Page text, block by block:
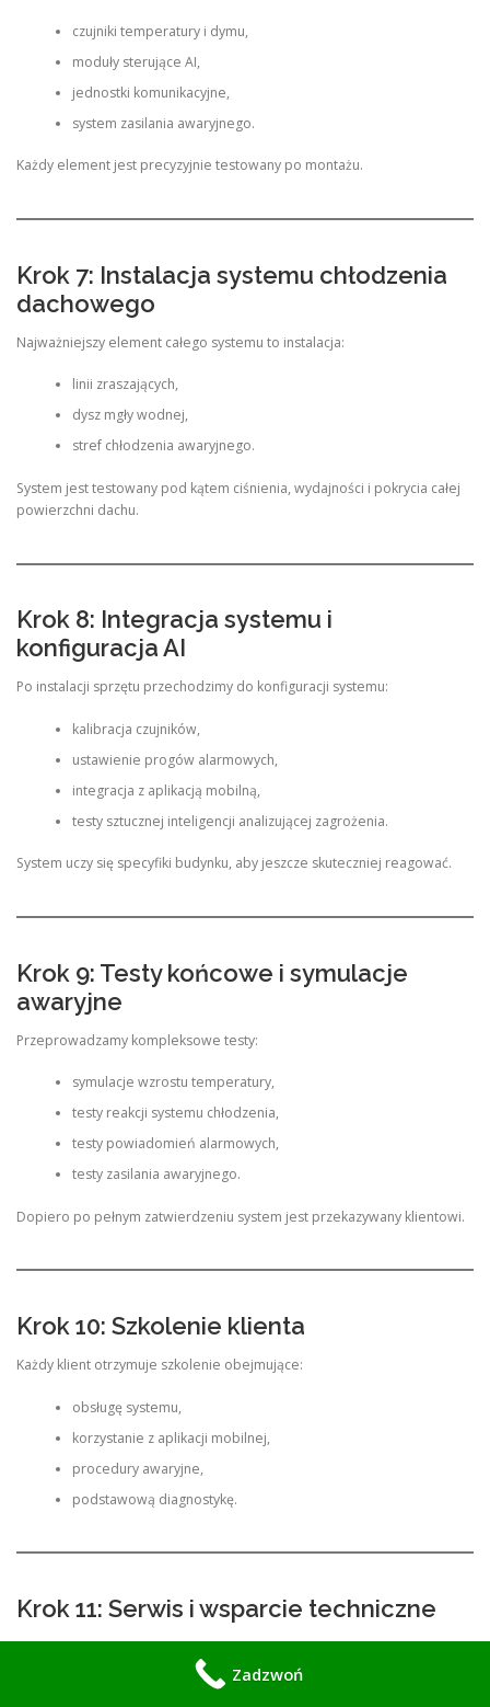
czujniki temperatury i dymu,
moduły sterujące AI,
jednostki komunikacyjne,
system zasilania awaryjnego.
Każdy element jest precyzyjnie testowany po montażu.
Krok 7: Instalacja systemu chłodzenia
dachowego
Najważniejszy element całego systemu to instalacja:
linii zraszających,
dysz mgły wodnej,
stref chłodzenia awaryjnego.
System jest testowany pod kątem ciśnienia, wydajności i pokrycia całej
powierzchni dachu.
Krok 8: Integracja systemu i
konfiguracja AI
Po instalacji sprzętu przechodzimy do konfiguracji systemu:
kalibracja czujników,
ustawienie progów alarmowych,
integracja z aplikacją mobilną,
testy sztucznej inteligencji analizującej zagrożenia.
System uczy się specyfiki budynku, aby jeszcze skuteczniej reagować.
Krok 9: Testy końcowe i symulacje
awaryjne
Przeprowadzamy kompleksowe testy:
symulacje wzrostu temperatury,
testy reakcji systemu chłodzenia,
testy powiadomień alarmowych,
testy zasilania awaryjnego.
Dopiero po pełnym zatwierdzeniu system jest przekazywany klientowi.
Krok 10: Szkolenie klienta
Każdy klient otrzymuje szkolenie obejmujące:
obsługę systemu,
korzystanie z aplikacji mobilnej,
procedury awaryjne,
podstawową diagnostykę.
Krok 11: Serwis i wsparcie techniczne
Oferujemy pełne wsparcie po instalacji:
regularne przeglądy techniczne,
Zadzwoń